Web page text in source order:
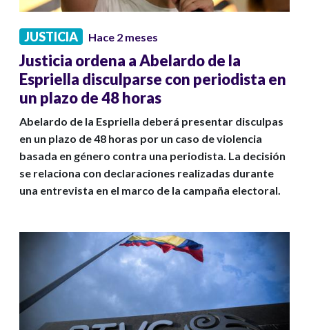
JUSTICIA Hace 2 meses
Justicia ordena a Abelardo de la
Espriella disculparse con periodista en
un plazo de 48 horas
Abelardo de la Espriella deberá presentar disculpas
en un plazo de 48 horas por un caso de violencia
basada en género contra una periodista. La decisión
se relaciona con declaraciones realizadas durante
una entrevista en el marco de la campaña electoral.